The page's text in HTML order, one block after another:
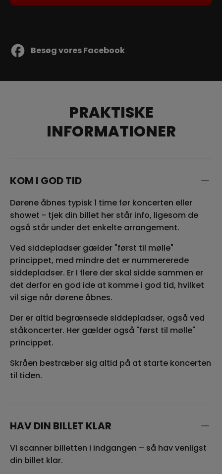
Besøg vores Facebook
PRAKTISKE
INFORMATIONER
KOM I GOD TID
Dørene åbnes typisk 1 time før koncerten eller
showet - tjek din billet her står info, ligesom de
også står under det enkelte arrangement.
Ved siddepladser gælder "først til mølle"
princippet, med mindre det er nummererede
siddepladser. Er I flere der skal sidde sammen er
det derfor en god ide at komme i god tid, hvilket
vil sige når dørene åbnes.
Der er altid begrænsede siddepladser, også ved
ståkoncerter. Her gælder også "først til mølle"
princippet.
Skråen bestræber sig altid på at starte koncerten
til tiden.
HAV DIN BILLET KLAR
Vi scanner billetten i indgangen – så hav venligst
din billet klar.